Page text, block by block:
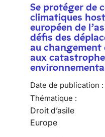
Se protéger de
climatiques
européen de
défis des
au
aux
Date de publication :
Thématique :
Droit d’asile
Europe